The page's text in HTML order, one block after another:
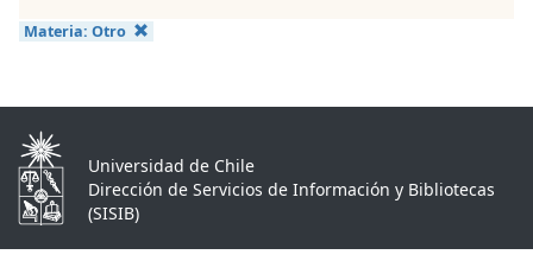
Materia: Otro
Universidad de Chile
Dirección de Servicios de Información y Bibliotecas
(SISIB)